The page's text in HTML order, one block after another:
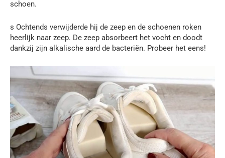
schoen.
s Ochtends verwijderde hij de zeep en de schoenen roken
heerlijk naar zeep. De zeep absorbeert het vocht en doodt
dankzij zijn alkalische aard de bacteriën. Probeer het eens!